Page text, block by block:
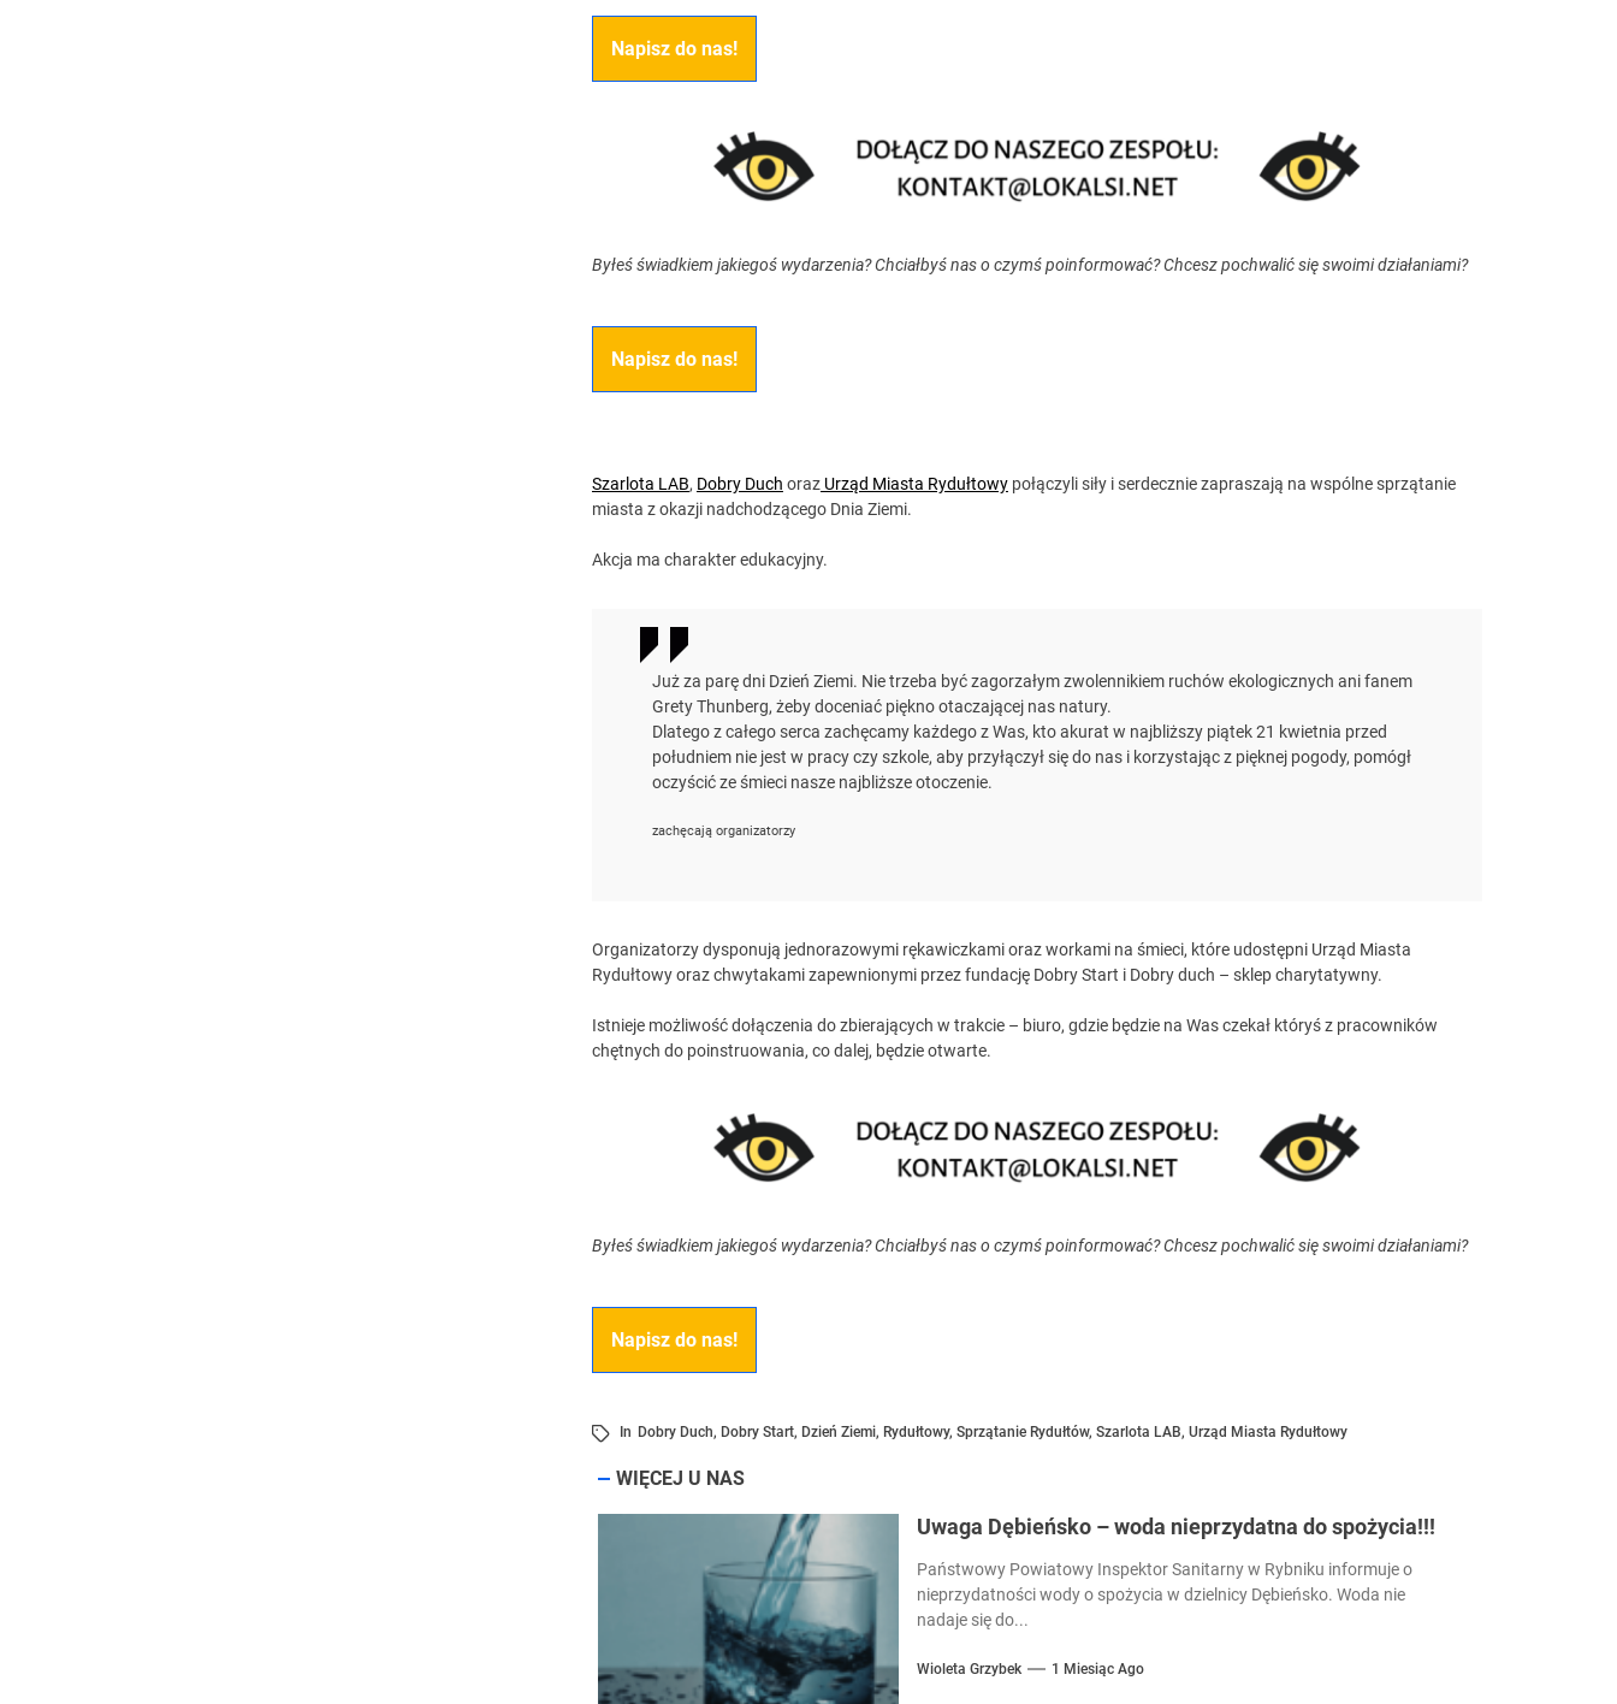
Napisz do nas!
Byłeś świadkiem jakiegoś wydarzenia? Chciałbyś nas o czymś poinformować? Chcesz pochwalić się swoimi działaniami?
Napisz do nas!
Szarlota LAB, Dobry Duch orazUrząd Miasta Rydułtowypołączyli siły i serdecznie zapraszają na wspólne sprzątanie
miasta z okazji nadchodzącego Dnia Ziemi.
Akcja ma charakter edukacyjny.
Już za parę dni Dzień Ziemi. Nie trzeba być zagorzałym zwolennikiem ruchów ekologicznych ani fanem
Grety Thunberg, żeby doceniać piękno otaczającej nas natury.
Dlatego z całego serca zachęcamy każdego z Was, kto akurat w najbliższy piątek 21 kwietnia przed
południem nie jest w pracy czy szkole, aby przyłączył się do nas i korzystając z pięknej pogody, pomógł
oczyścić ze śmieci nasze najbliższe otoczenie.
zachęcają organizatorzy
Organizatorzy dysponują jednorazowymi rękawiczkami oraz workami na śmieci, które udostępni Urząd Miasta
Rydułtowy oraz chwytakami zapewnionymi przez fundację Dobry Start i Dobry duch – sklep charytatywny.
Istnieje możliwość dołączenia do zbierających w trakcie – biuro, gdzie będzie na Was czekał któryś z pracowników
chętnych do poinstruowania, co dalej, będzie otwarte.
Byłeś świadkiem jakiegoś wydarzenia? Chciałbyś nas o czymś poinformować? Chcesz pochwalić się swoimi działaniami?
Napisz do nas!
In Dobry Duch, Dobry Start, Dzień Ziemi, Rydułtowy, Sprzątanie Rydułtów, Szarlota LAB, Urząd Miasta Rydułtowy
WIĘCEJ U NAS
Uwaga Dębieńsko – woda nieprzydatna do spożycia!!!
Państwowy Powiatowy Inspektor Sanitarny w Rybniku informuje o
nieprzydatności wody o spożycia w dzielnicy Dębieńsko. Woda nie
nadaje się do...
Wioleta Grzybek 1 Miesiąc Ago